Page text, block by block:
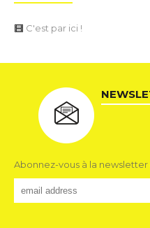
C'est par ici !
Abonnez-vous à la newsletter